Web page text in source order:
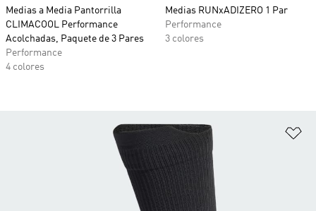
Medias a Media Pantorrilla
CLIMACOOL Performance
Acolchadas, Paquete de 3 Pares
Performance
4 colores
Medias RUNxADIZERO 1 Par
Performance
3 colores